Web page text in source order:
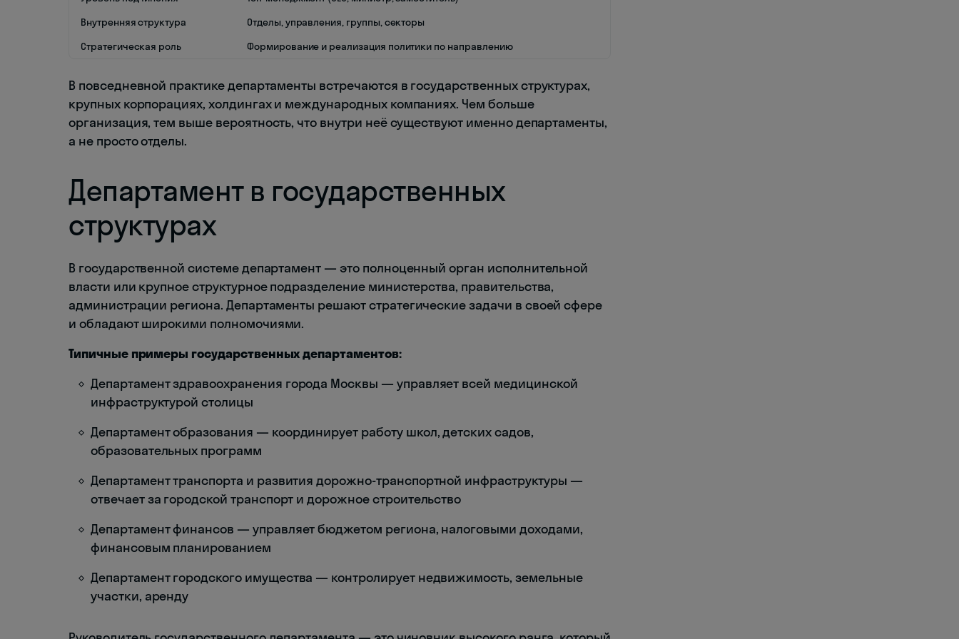
Внутренняя структура
Отделы, управления, группы, секторы
Стратегическая роль
Формирование и реализация политики по направлению
В повседневной практике департаменты встречаются в государственных структурах,
крупных корпорациях, холдингах и международных компаниях. Чем больше
организация, тем выше вероятность, что внутри неё существуют именно департаменты,
а не просто отделы.
Департамент в государственных
структурах
В государственной системе департамент — это полноценный орган исполнительной
власти или крупное структурное подразделение министерства, правительства,
администрации региона. Департаменты решают стратегические задачи в своей сфере
и обладают широкими полномочиями.
Типичные примеры государственных департаментов:
Департамент здравоохранения города Москвы — управляет всей медицинской
инфраструктурой столицы
Департамент образования — координирует работу школ, детских садов,
образовательных программ
Департамент транспорта и развития дорожно-транспортной инфраструктуры —
отвечает за городской транспорт и дорожное строительство
Департамент финансов — управляет бюджетом региона, налоговыми доходами,
финансовым планированием
Департамент городского имущества — контролирует недвижимость, земельные
участки, аренду